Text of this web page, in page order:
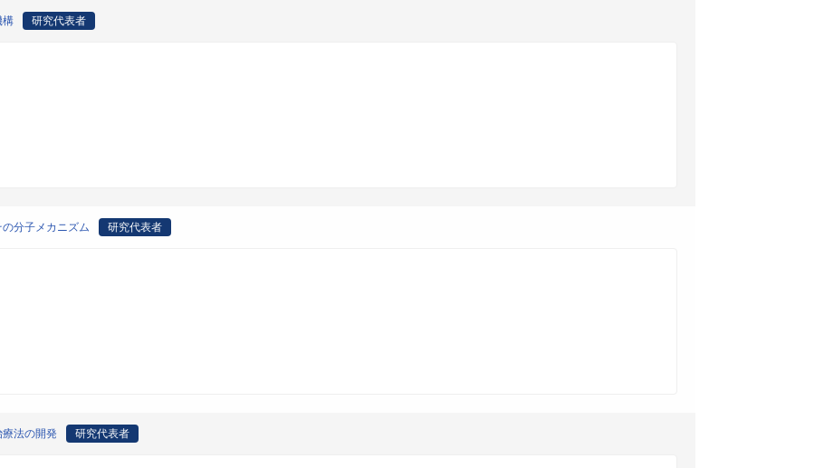
構 研究代表者
分子メカニズム 研究代表者
法の開発 研究代表者